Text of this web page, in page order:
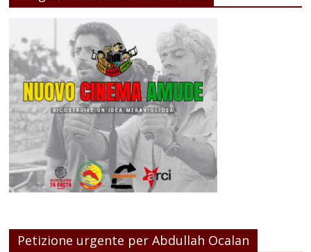
Petizione urgente per Abdullah Ocalan